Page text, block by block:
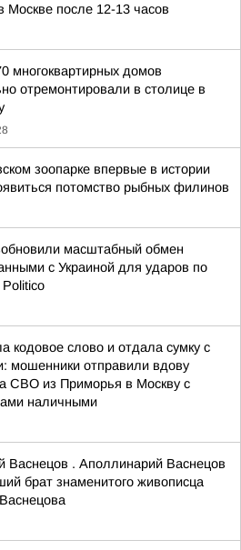
Москве после 12-13 часов
многоквартирных домов
отремонтировали в столице в
зоопарке впервые в истории
потомство рыбных филинов
масштабный обмен
с Украиной для ударов по
Politico
кодовое слово и отдала сумку с
мошенники отправили вдову
СВО из Приморья в Москву с
наличными
Васнецов . Аполлинарий Васнецов
брат знаменитого живописца